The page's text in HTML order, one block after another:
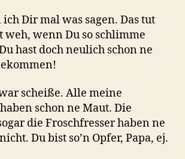
ich Dir mal was sagen. Das tut
weh, wenn Du so schlimme
hast doch neulich schon ne
scheiße. Alle meine
schon ne Maut. Die
die Froschfresser haben ne
Du bist so’n Opfer, Papa, ej.